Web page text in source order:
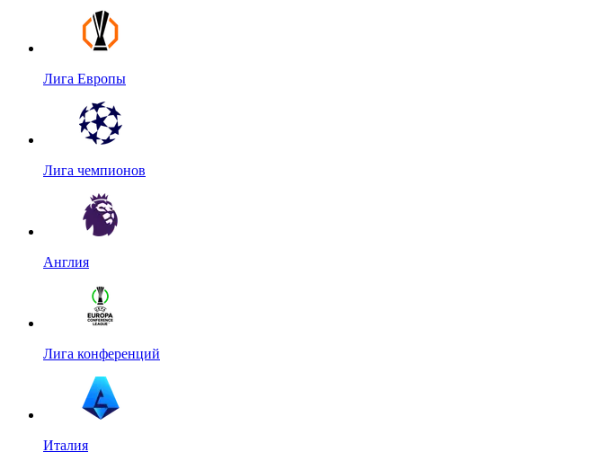
Лига Европы
Лига чемпионов
Англия
Лига конференций
Италия